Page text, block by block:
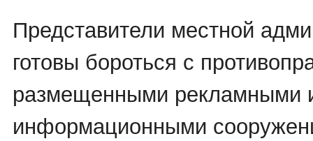
Представители местной
готовы бороться с
размещенными рекламными
информационными